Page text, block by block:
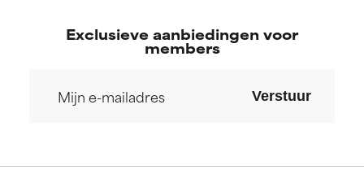
Exclusieve aanbiedingen voor
members
Verstuur